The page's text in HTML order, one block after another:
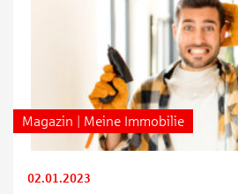
Magazin | Meine Immobilie
02.01.2023